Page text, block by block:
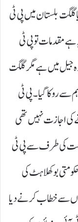
بلستان میں پی ٹی
مقدمات تو پی ٹی
جیل میں ہے مگر گلگت
سے روکا گیا۔ پی ٹی
کی اجازت نہیں تھی
کی طرف سے پی ٹی
بوکھلاہٹ کی
سے خطاب کرنے دیا